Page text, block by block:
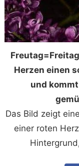
Herzen einen
und
Das Bild zeigt
einer roten